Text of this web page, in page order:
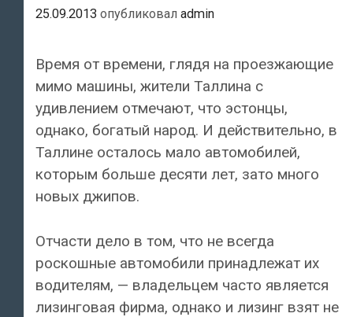
25.09.2013 опубликовал admin
Время от времени, глядя на проезжающие
мимо машины, жители Таллина с
удивлением отмечают, что эстонцы,
однако, богатый народ. И действительно, в
Таллине осталось мало автомобилей,
которым больше десяти лет, зато много
новых джипов.
Отчасти дело в том, что не всегда
роскошные автомобили принадлежат их
водителям, — владельцем часто является
лизинговая фирма, однако и лизинг взят не